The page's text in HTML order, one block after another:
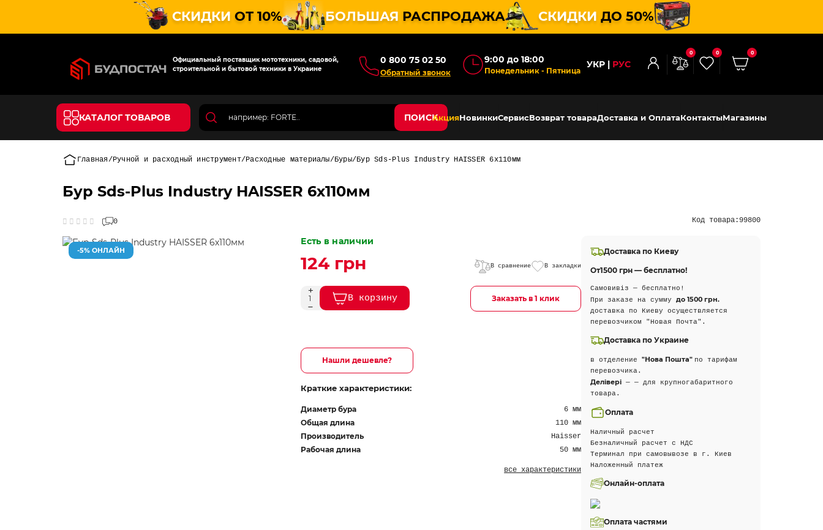
СКИДКИ ОТ 10% БОЛЬШАЯ РАСПРОДАЖА СКИДКИ ДО 50%
Официальный поставщик мототехники, садовой,
строительной и бытовой техники в Украине
0 800 75 02 50
Обратный звонок
9:00 до 18:00
Понедельник - Пятница
УКР РУС
0 0 0
КАТАЛОГ ТОВАРОВ ПОИСКАкцияНовинкиСервисВозврат товараДоставка и ОплатаКонтактыМагазины
Главная Ручной и расходный инструмент Расходные материалы Буры Бур Sds-Plus Industry HAISSER 6х110мм
Бур Sds-Plus Industry HAISSER 6х110мм
0 Код товара:99800
-5% ОНЛАЙН
Есть в наличии
124 грн В сравнение В закладки
В корзину Заказать в 1 клик
Нашли дешевле?
Краткие характеристики:
Диаметр бура 6 мм
Общая длина 110 мм
Производитель Haisser
Рабочая длина 50 мм
все характеристики
Доставка по Киеву
От1500 грн — бесплатно!
Самовивіз — бесплатно!
При заказе на суммудо 1500 грн.
доставка по Киеву осуществляется
перевозчиком "Новая Почта".
Доставка по Украине
в отделение"Нова Пошта" по тарифам
перевозчика.
Делівері — — для крупногабаритного
товара.
Оплата
Наличный расчет
Безналичный расчет с НДС
Терминал при самовывозе в г. Киев
Наложенный платеж
Онлайн-оплата
Оплата частями